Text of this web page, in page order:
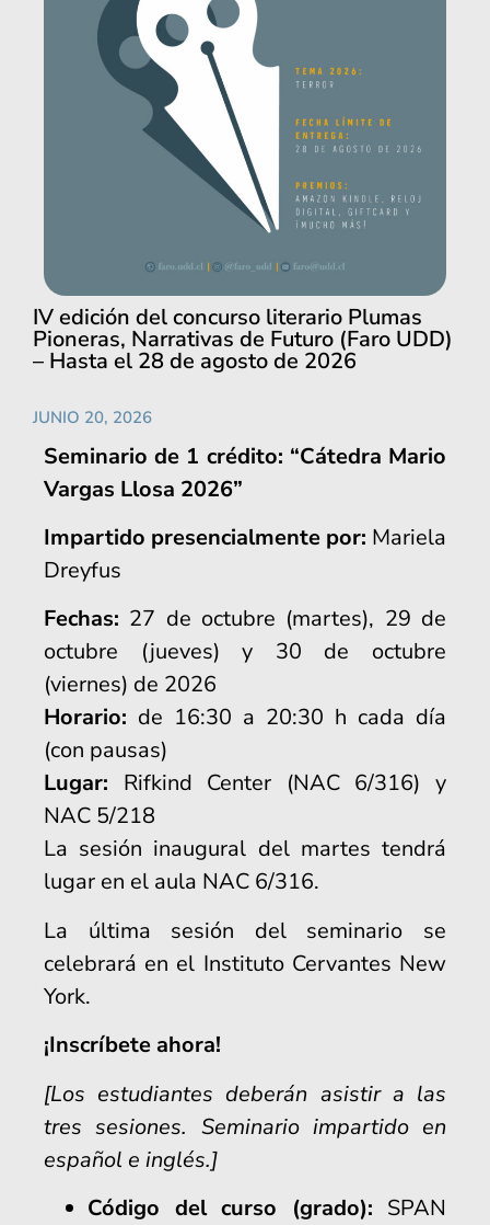
IV edición del concurso literario Plumas
Pioneras, Narrativas de Futuro (Faro UDD)
– Hasta el 28 de agosto de 2026
JUNIO 20, 2026
Seminario de 1 crédito: “Cátedra Mario
Vargas Llosa 2026”
Impartido presencialmente por: Mariela
Dreyfus
Fechas: 27 de octubre (martes), 29 de
octubre (jueves) y 30 de octubre
(viernes) de 2026
Horario: de 16:30 a 20:30 h cada día
(con pausas)
Lugar: Rifkind Center (NAC 6/316) y
NAC 5/218
La sesión inaugural del martes tendrá
lugar en el aula NAC 6/316.
La última sesión del seminario se
celebrará en el Instituto Cervantes New
York.
¡Inscríbete ahora!
[Los estudiantes deberán asistir a las
tres sesiones. Seminario impartido en
español e inglés.]
Código del curso (grado): SPAN